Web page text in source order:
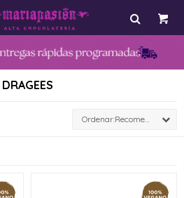
DRAGEES
Recomendados